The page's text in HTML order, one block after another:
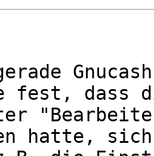
fest, dass
hatte,